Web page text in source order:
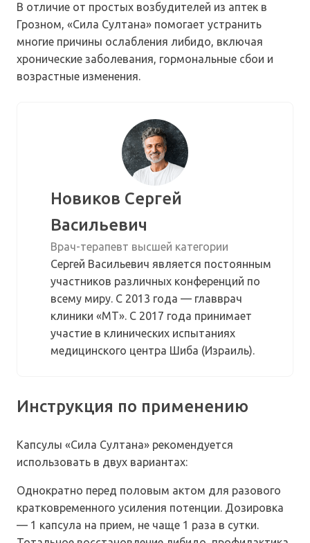
В отличие от простых возбудителей из аптек в
Грозном, «Сила Султана» помогает устранить
многие причины ослабления либидо, включая
хронические заболевания, гормональные сбои и
возрастные изменения.
Новиков Сергей
Васильевич
Врач-терапевт высшей категории
Сергей Васильевич является постоянным
участников различных конференций по
всему миру. С 2013 года — главврач
клиники «МТ». С 2017 года принимает
участие в клинических испытаниях
медицинского центра Шиба (Израиль).
Инструкция по применению
Капсулы «Сила Султана» рекомендуется
использовать в двух вариантах:
Однократно перед половым актом для разового
кратковременного усиления потенции. Дозировка
— 1 капсула на прием, не чаще 1 раза в сутки.